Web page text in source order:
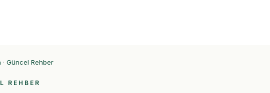
· Güncel Rehber
REHBER